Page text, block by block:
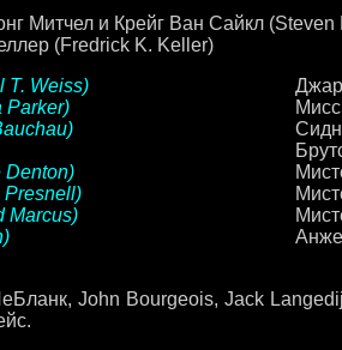
Митчел и Крейг Ван Сайкл
(Fredrick K. Keller)
T. Weiss)
Parker)
Marcus)
John Bourgeois, Jack